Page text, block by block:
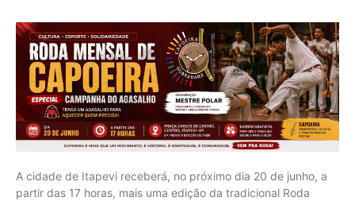
A cidade de Itapevi receberá, no próximo dia 20 de junho, a
partir das 17 horas, mais uma edição da tradicional Roda